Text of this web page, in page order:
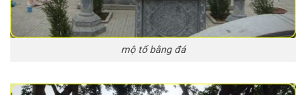
mộ tổ bằng đá